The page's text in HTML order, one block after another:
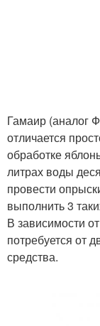
Гамаир (аналог
отличается
обработке
литрах воды
провести
выполнить 3
В зависимости
потребуется от
средства.